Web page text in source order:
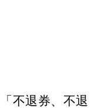
不退券、不退